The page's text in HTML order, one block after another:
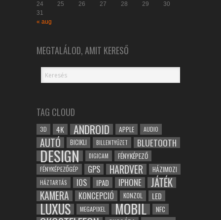
24
25 26 27 28 29
30
31
« aug
MEGTALÁLOD, AMIT KERESŐ
TAG CLOUD
3D 4K ANDROID APPLE AUDIO
AUTÓ BICIKLI BILLENTYŰZET BLUETOOTH
DESIGN DIGICAM FÉNYKÉPEZŐ
FÉNYKÉPEZŐGÉP GPS HARDVER HÁZIMOZI
HÁZTARTÁS IOS IPAD IPHONE JÁTÉK
KAMERA KONCEPCIÓ KONZOL LED
LUXUS MEGAPIXEL MOBIL NFC